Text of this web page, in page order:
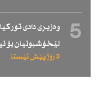
5
وەزیری دادی
لێخۆشبونیان بۆ
3 رۆژ پێش ئێستا